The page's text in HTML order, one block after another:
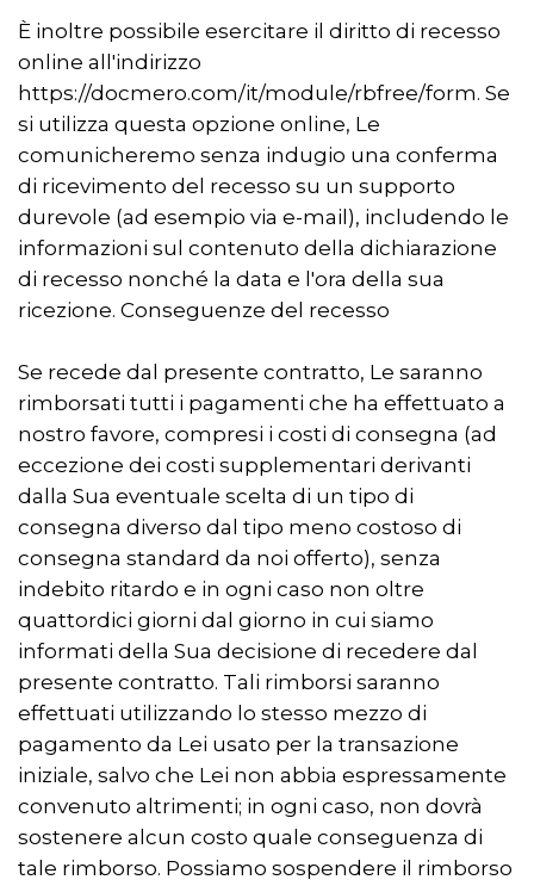
È inoltre possibile esercitare il diritto di recesso
online all'indirizzo
https://docmero.com/it/module/rbfree/form. Se
si utilizza questa opzione online, Le
comunicheremo senza indugio una conferma
di ricevimento del recesso su un supporto
durevole (ad esempio via e-mail), includendo le
informazioni sul contenuto della dichiarazione
di recesso nonché la data e l'ora della sua
ricezione. Conseguenze del recesso
Se recede dal presente contratto, Le saranno
rimborsati tutti i pagamenti che ha effettuato a
nostro favore, compresi i costi di consegna (ad
eccezione dei costi supplementari derivanti
dalla Sua eventuale scelta di un tipo di
consegna diverso dal tipo meno costoso di
consegna standard da noi offerto), senza
indebito ritardo e in ogni caso non oltre
quattordici giorni dal giorno in cui siamo
informati della Sua decisione di recedere dal
presente contratto. Tali rimborsi saranno
effettuati utilizzando lo stesso mezzo di
pagamento da Lei usato per la transazione
iniziale, salvo che Lei non abbia espressamente
convenuto altrimenti; in ogni caso, non dovrà
sostenere alcun costo quale conseguenza di
tale rimborso. Possiamo sospendere il rimborso